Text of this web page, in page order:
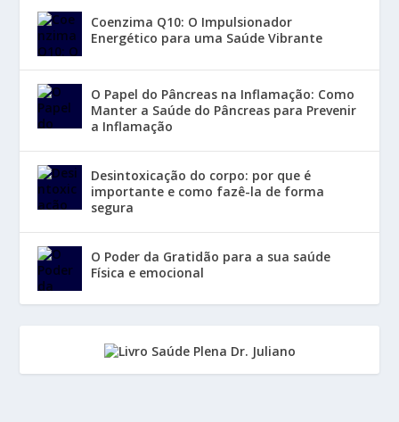
Coenzima Q10: O Impulsionador
Energético para uma Saúde Vibrante
O Papel do Pâncreas na Inflamação: Como
Manter a Saúde do Pâncreas para Prevenir
a Inflamação
Desintoxicação do corpo: por que é
importante e como fazê-la de forma
segura
O Poder da Gratidão para a sua saúde
Física e emocional